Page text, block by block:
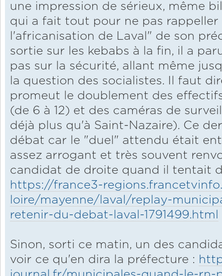
une impression de sérieux, même
qui a fait tout pour ne pas
l'africanisation de Laval" de son
sortie sur les kebabs à la fin, il a
pas sur la sécurité, allant même
la question des socialistes. Il faut
promeut le doublement des
(de 6 à 12) et des caméras de
déjà plus qu'à Saint-Nazaire). Ce
débat car le "duel" attendu était
assez arrogant et très souvent
candidat de droite quand il tentait
https://france3-
loire/mayenne/laval/replay-
retenir-du-debat-laval-1791499.html
Sinon, sorti ce matin, un des
voir ce qu'en dira la préfecture :